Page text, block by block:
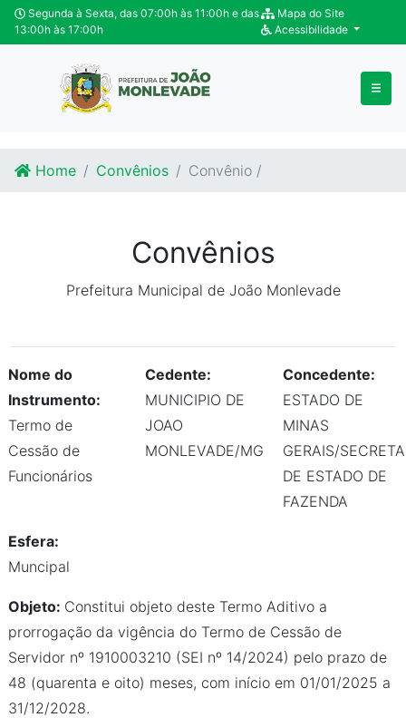
Ir para o conteúdo
Ir para o fim do conteúdo
Segunda à Sexta, das 07:00h às 11:00h e das
13:00h às 17:00h
Mapa do Site
Acessibilidade
Home Convênios Convênio /
Convênios
Prefeitura Municipal de João Monlevade
Nome do
Instrumento:
Termo de
Cessão de
Funcionários
Cedente:
MUNICIPIO DE
JOAO
MONLEVADE/MG
Concedente:
ESTADO DE
MINAS
GERAIS/
DE ESTADO DE
FAZENDA
Esfera:
Muncipal
Objeto: Constitui objeto deste Termo Aditivo a
prorrogação da vigência do Termo de Cessão de
Servidor nº 1910003210 (SEI nº 14/2024) pelo prazo de
48 (quarenta e oito) meses, com início em 01/01/2025 a
31/12/2028.